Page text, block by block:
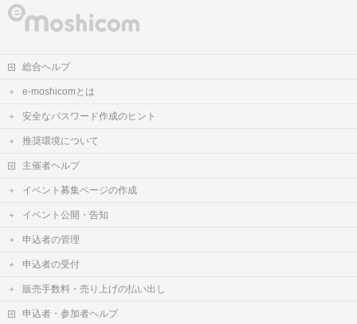
総合ヘルプ
e-moshicomとは
安全なパスワード作成のヒント
推奨環境について
主催者ヘルプ
イベント募集ページの作成
イベント公開・告知
申込者の管理
申込者の受付
販売手数料・売り上げの払い出し
申込者・参加者ヘルプ